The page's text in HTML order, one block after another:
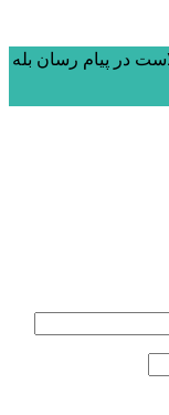
در پیام رسان بله